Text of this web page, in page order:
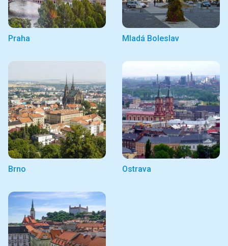
Praha Mladá Boleslav
Brno Ostrava